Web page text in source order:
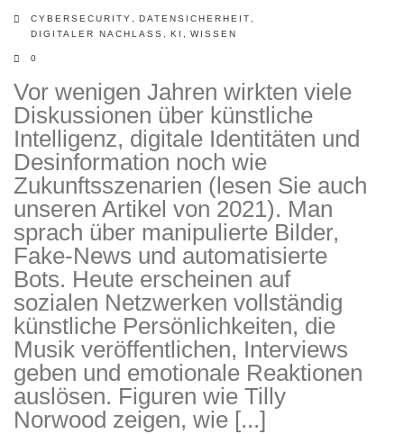
Digitaler Nachlass
DLH Stick – Sicherheitskonzept
Hilfe
DLH Stick Bedienungsanleitung
Videoanleitung und Manual
Versionsinformationen
CYBERSECURITY DATENSICHERHEIT
DIGITALER NACHLASS
KI WISSEN
0
Vor wenigen Jahren wirkten viele
Diskussionen über künstliche
Intelligenz, digitale Identitäten und
Desinformation noch wie
Zukunftsszenarien (lesen Sie auch
unseren Artikel von 2021). Man
sprach über manipulierte Bilder,
Fake-News und automatisierte
Bots. Heute erscheinen auf
sozialen Netzwerken vollständig
künstliche Persönlichkeiten, die
Musik veröffentlichen, Interviews
geben und emotionale Reaktionen
auslösen. Figuren wie Tilly
Norwood zeigen, wie [...]